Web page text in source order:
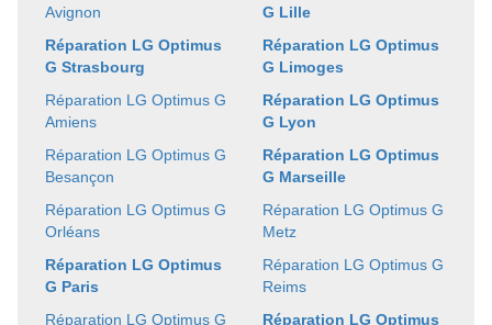
Avignon
Réparation LG Optimus
G Strasbourg
Réparation LG Optimus G
Amiens
Réparation LG Optimus G
Besançon
Réparation LG Optimus G
Orléans
Réparation LG Optimus
G Paris
Réparation LG Optimus G
G Lille
Réparation LG Optimus
G Limoges
Réparation LG Optimus
G Lyon
Réparation LG Optimus
G Marseille
Réparation LG Optimus G
Metz
Réparation LG Optimus G
Reims
Réparation LG Optimus